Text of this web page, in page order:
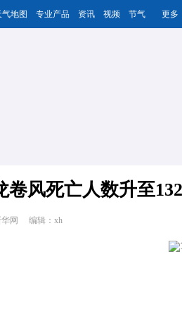
气地图 专业产品 资讯 视频 节气 更多
卷风死亡人数升至
网 编辑：xh